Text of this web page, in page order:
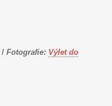
/ Fotografie: Výlet do